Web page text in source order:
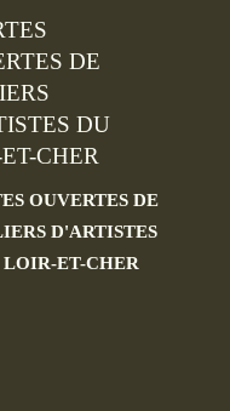
OUVERTES DE
D'ARTISTES
LOIR-ET-CHER